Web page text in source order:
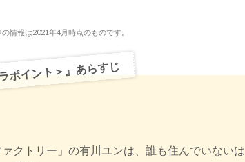
情報は2021年4月時点のものです。
ポイント＞』あらすじ
クトリー」の有川ユンは、誰も住んでいないは